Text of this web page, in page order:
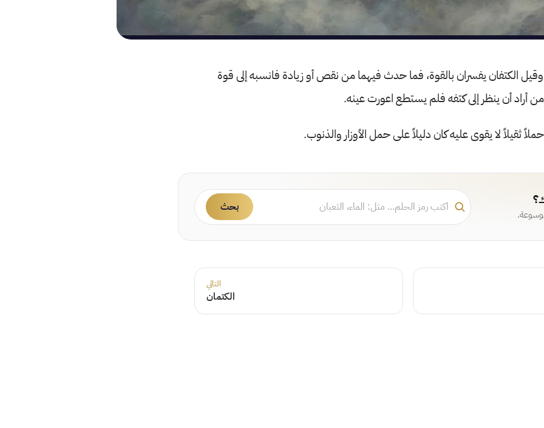
وقيل الكتفان يفسران بالقوة، فما حدث فيهما من نقص أو زيادة فانسبه إلى قوة
أراد أن ينظر إلى كتفه فلم يستطع اعورت عينه.
ثقيلاً لا يقوى عليه كان دليلاً على حمل الأوزار والذنوب.
بحث
التالي
الكتمان